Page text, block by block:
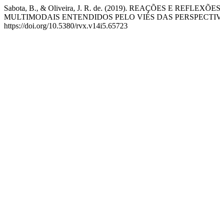
Sabota, B., & Oliveira, J. R. de. (2019). REAÇÕES E
MULTIMODAIS ENTENDIDOS PELO VIÉS DAS
https://doi.org/10.5380/rvx.v14i5.65723